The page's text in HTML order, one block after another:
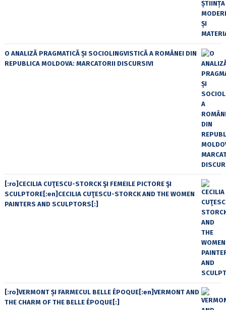
O ANALIZĂ PRAGMATICĂ ȘI SOCIOLINGVISTICĂ A ROMÂNEI DIN
REPUBLICA MOLDOVA: MARCATORII DISCURSIVI
[:ro]CECILIA CUŢESCU-STORCK ŞI FEMEILE PICTORE ŞI
SCULPTORE[:en]CECILIA CUŢESCU-STORCK AND THE WOMEN
PAINTERS AND SCULPTORS[:]
[:ro]VERMONT ȘI FARMECUL BELLE ÉPOQUE[:en]VERMONT AND
THE CHARM OF THE BELLE ÉPOQUE[:]